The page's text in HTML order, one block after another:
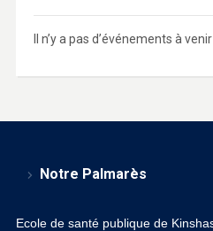
Il n’y a pas d’événements à
Notre Palmarès
Ecole de santé publique de